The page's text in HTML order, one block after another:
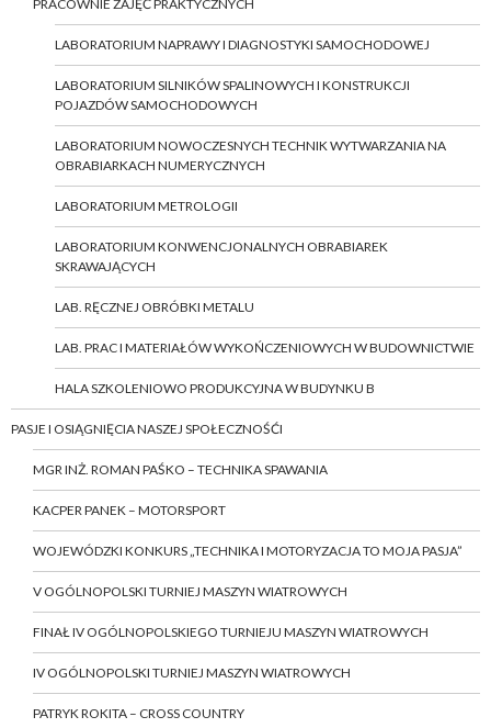
PRACOWNIE ZAJĘĆ PRAKTYCZNYCH
LABORATORIUM NAPRAWY I DIAGNOSTYKI SAMOCHODOWEJ
LABORATORIUM SILNIKÓW SPALINOWYCH I KONSTRUKCJI
POJAZDÓW SAMOCHODOWYCH
LABORATORIUM NOWOCZESNYCH TECHNIK WYTWARZANIA NA
OBRABIARKACH NUMERYCZNYCH
LABORATORIUM METROLOGII
LABORATORIUM KONWENCJONALNYCH OBRABIAREK
SKRAWAJĄCYCH
LAB. RĘCZNEJ OBRÓBKI METALU
LAB. PRAC I MATERIAŁÓW WYKOŃCZENIOWYCH W BUDOWNICTWIE
HALA SZKOLENIOWO PRODUKCYJNA W BUDYNKU B
PASJE I OSIĄGNIĘCIA NASZEJ SPOŁECZNOŚĆI
MGR INŻ. ROMAN PAŚKO – TECHNIKA SPAWANIA
KACPER PANEK – MOTORSPORT
WOJEWÓDZKI KONKURS „TECHNIKA I MOTORYZACJA TO MOJA PASJA”
V OGÓLNOPOLSKI TURNIEJ MASZYN WIATROWYCH
FINAŁ IV OGÓLNOPOLSKIEGO TURNIEJU MASZYN WIATROWYCH
IV OGÓLNOPOLSKI TURNIEJ MASZYN WIATROWYCH
PATRYK ROKITA – CROSS COUNTRY